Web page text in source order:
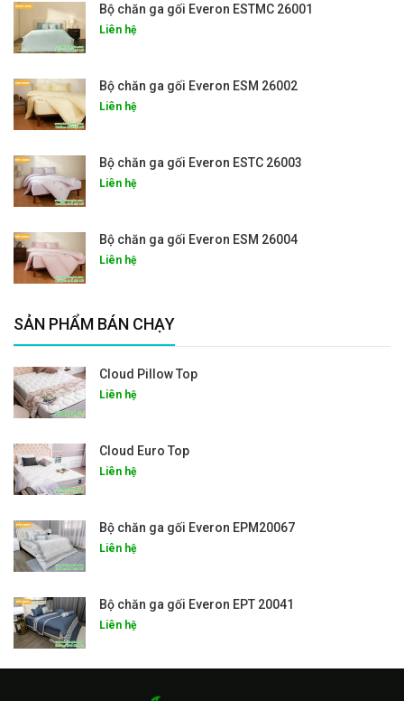
Bộ chăn ga gối Everon ESTMC 26001
Liên hệ
Bộ chăn ga gối Everon ESM 26002
Liên hệ
Bộ chăn ga gối Everon ESTC 26003
Liên hệ
Bộ chăn ga gối Everon ESM 26004
Liên hệ
SẢN PHẨM BÁN CHẠY
Cloud Pillow Top
Liên hệ
Cloud Euro Top
Liên hệ
Bộ chăn ga gối Everon EPM20067
Liên hệ
Bộ chăn ga gối Everon EPT 20041
Liên hệ